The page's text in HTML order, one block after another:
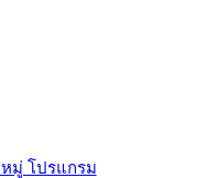
มู่ โปรแกรม